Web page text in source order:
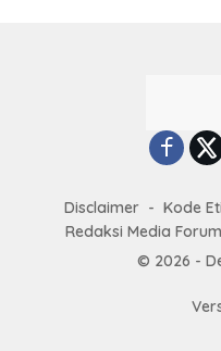
Disclaimer Kode
Redaksi Media
© 2026 -